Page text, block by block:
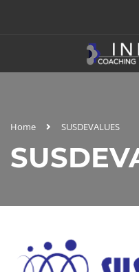
Home SUSDEVALUES